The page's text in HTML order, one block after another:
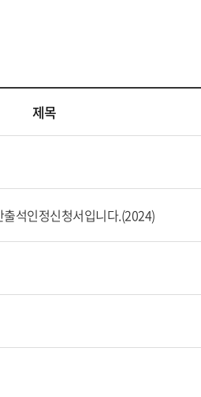
제목
석인정신청서입니다.(2024)